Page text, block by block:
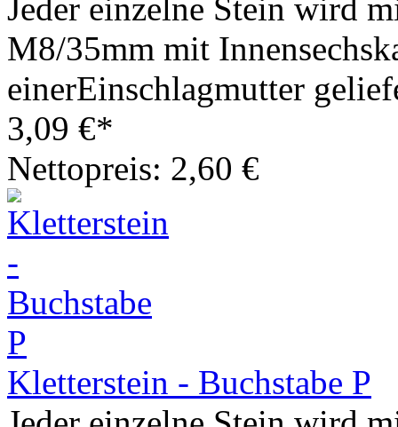
Jeder einzelne Stein wird
M8/35mm mit
einerEinschlagmutter
3,09 €*
Nettopreis: 2,60 €
Kletterstein - Buchstabe P